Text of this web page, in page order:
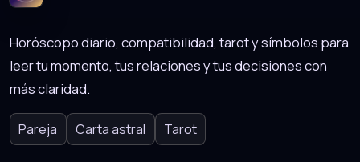
Horóscopo diario, compatibilidad, tarot y símbolos para
leer tu momento, tus relaciones y tus decisiones con
más claridad.
Pareja Carta astral Tarot